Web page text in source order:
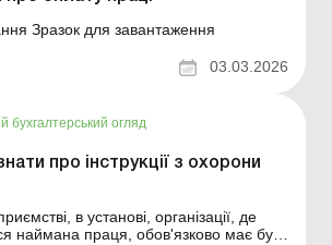
Зразок для завантаження
03.03.2026
бухгалтерський огляд
про інструкції з охорони
в установі, організації, де
наймана праця, обов'язково має бути